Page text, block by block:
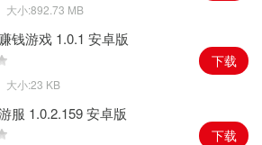
里面进行一对一的擂台对决，究竟谁才能
帮助你抽取到全新的魂灵助你进行冒险。
通神界通道，可获得神级威压技能，并开启
大小:892.73 MB
钱游戏 1.0.1 安卓版
大小:23 KB
下载
服 1.0.2.159 安卓版
下载